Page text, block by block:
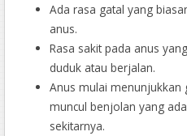
Ada rasa gatal yang
anus.
Rasa sakit pada anus
duduk atau berjalan.
Anus mulai menunjukkan
muncul benjolan yang
sekitarnya.